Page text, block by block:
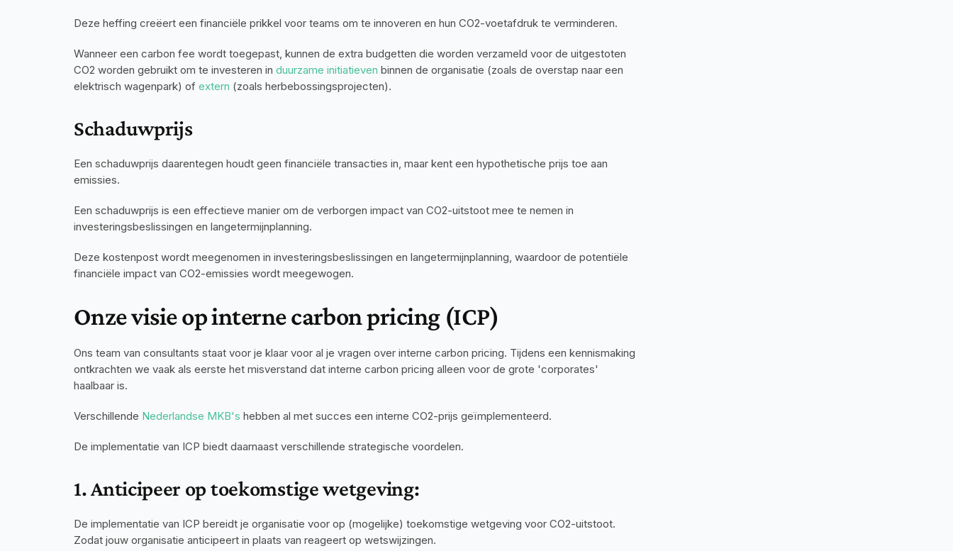
Deze heffing creëert een financiële prikkel voor teams om te innoveren en hun CO2-voetafdruk te verminderen.
Wanneer een carbon fee wordt toegepast, kunnen de extra budgetten die worden verzameld voor de uitgestoten
CO2 worden gebruikt om te investeren in duurzame initiatieven binnen de organisatie (zoals de overstap naar een
elektrisch wagenpark) of extern (zoals herbebossingsprojecten).
Schaduwprijs
Een schaduwprijs daarentegen houdt geen financiële transacties in, maar kent een hypothetische prijs toe aan
emissies.
Een schaduwprijs is een effectieve manier om de verborgen impact van CO2-uitstoot mee te nemen in
investeringsbeslissingen en langetermijnplanning.
Deze kostenpost wordt meegenomen in investeringsbeslissingen en langetermijnplanning, waardoor de potentiële
financiële impact van CO2-emissies wordt meegewogen.
Onze visie op interne carbon pricing (ICP)
Ons team van consultants staat voor je klaar voor al je vragen over interne carbon pricing. Tijdens een kennismaking
ontkrachten we vaak als eerste het misverstand dat interne carbon pricing alleen voor de grote 'corporates'
haalbaar is.
Verschillende Nederlandse MKB's hebben al met succes een interne CO2-prijs geïmplementeerd.
De implementatie van ICP biedt daarnaast verschillende strategische voordelen.
1. Anticipeer op toekomstige wetgeving:
De implementatie van ICP bereidt je organisatie voor op (mogelijke) toekomstige wetgeving voor CO2-uitstoot.
Zodat jouw organisatie anticipeert in plaats van reageert op wetswijzingen.